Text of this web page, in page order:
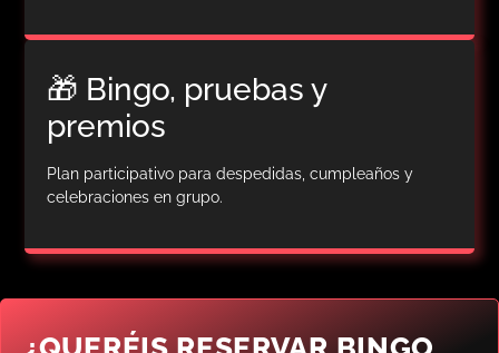
🎁 Bingo, pruebas y
premios
Plan participativo para despedidas, cumpleaños y
celebraciones en grupo.